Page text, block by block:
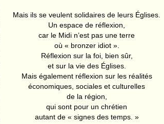
Mais ils se veulent solidaires de leurs Églises.
Un espace de réflexion,
car le Midi n’est pas une terre
où « bronzer idiot ».
Réflexion sur la foi, bien sûr,
et sur la vie des Églises.
Mais également réflexion sur les réalités
économiques, sociales et culturelles
de la région,
qui sont pour un chrétien
autant de « signes des temps. »